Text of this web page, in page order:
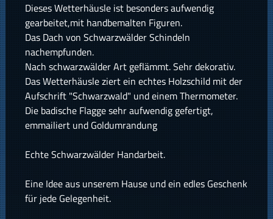
Dieses Wetterhäusle ist besonders aufwendig
gearbeitet,mit handbemalten Figuren.
Das Dach von Schwarzwälder Schindeln
nachempfunden.
Nach schwarzwälder Art geflämmt. Sehr dekorativ.
Das Wetterhäusle ziert ein echtes Holzschild mit der
Aufschrift "Schwarzwald" und einem Thermometer.
Die badische Flagge sehr aufwendig gefertigt,
emmailiert und Goldumrandung
Echte Schwarzwälder Handarbeit.
Eine Idee aus unserem Hause und ein edles Geschenk
für jede Gelegenheit.